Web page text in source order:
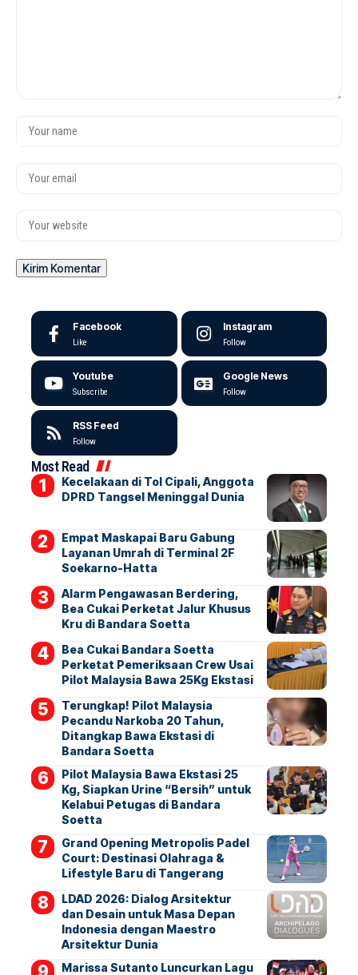
Facebook
Like
Instagram
Follow
Youtube
Subscribe
Google News
Follow
RSS Feed
Follow
Most Read
Kecelakaan di Tol Cipali, Anggota
DPRD Tangsel Meninggal Dunia
Empat Maskapai Baru Gabung
Layanan Umrah di Terminal 2F
Soekarno-Hatta
Alarm Pengawasan Berdering,
Bea Cukai Perketat Jalur Khusus
Kru di Bandara Soetta
Bea Cukai Bandara Soetta
Perketat Pemeriksaan Crew Usai
Pilot Malaysia Bawa 25Kg Ekstasi
Terungkap! Pilot Malaysia
Pecandu Narkoba 20 Tahun,
Ditangkap Bawa Ekstasi di
Bandara Soetta
Pilot Malaysia Bawa Ekstasi 25
Kg, Siapkan Urine “Bersih” untuk
Kelabui Petugas di Bandara
Soetta
Grand Opening Metropolis Padel
Court: Destinasi Olahraga &
Lifestyle Baru di Tangerang
LDAD 2026: Dialog Arsitektur
dan Desain untuk Masa Depan
Indonesia dengan Maestro
Arsitektur Dunia
Marissa Sutanto Luncurkan Lagu